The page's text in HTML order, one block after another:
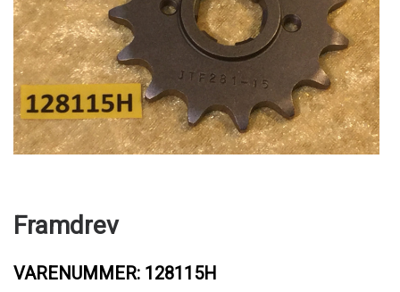
Framdrev
VARENUMMER: 128115H